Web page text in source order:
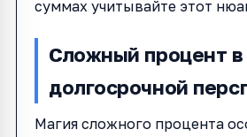
суммах учитывайте этот
Сложный процент в
долгосрочной
Магия сложного процента